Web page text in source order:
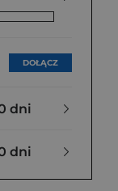
DOŁĄCZ
dni
dni